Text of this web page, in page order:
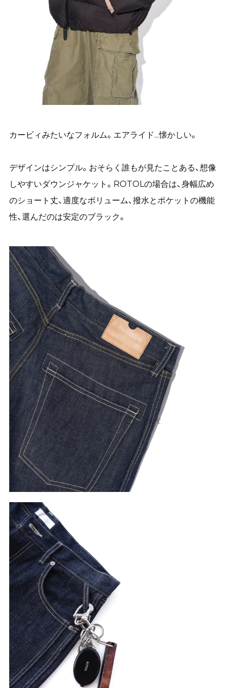
カービィみたいなフォルム。エアライド...懐かしい。
デザインはシンプル。おそらく誰もが見たことある、想像
しやすいダウンジャケット。ROTOLの場合は、身幅広め
のショート丈、適度なボリューム、撥水とポケットの機能
性、選んだのは安定のブラック。